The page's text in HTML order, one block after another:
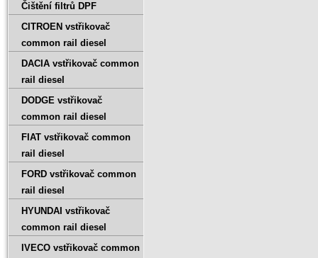
Čištění filtrů DPF
CITROEN vstřikovač
common rail diesel
DACIA vstřikovač common
rail diesel
DODGE vstřikovač
common rail diesel
FIAT vstřikovač common
rail diesel
FORD vstřikovač common
rail diesel
HYUNDAI vstřikovač
common rail diesel
IVECO vstřikovač common